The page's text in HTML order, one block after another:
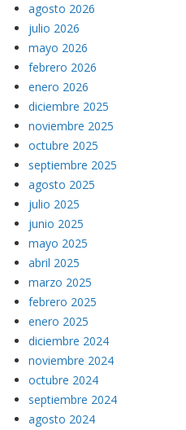
agosto 2026
julio 2026
mayo 2026
febrero 2026
enero 2026
diciembre 2025
noviembre 2025
octubre 2025
septiembre 2025
agosto 2025
julio 2025
junio 2025
mayo 2025
abril 2025
marzo 2025
febrero 2025
enero 2025
diciembre 2024
noviembre 2024
octubre 2024
septiembre 2024
agosto 2024